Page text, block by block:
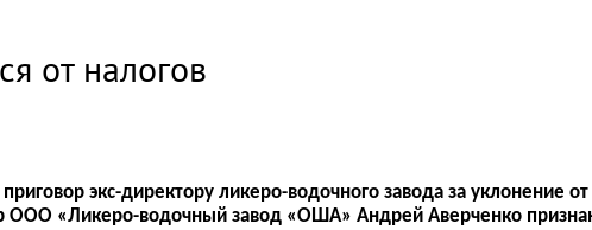
от налогов
экс-директору ликеро-водочного завода за уклонение
ООО «Ликеро-водочный завод «ОША» Андрей Аверченко